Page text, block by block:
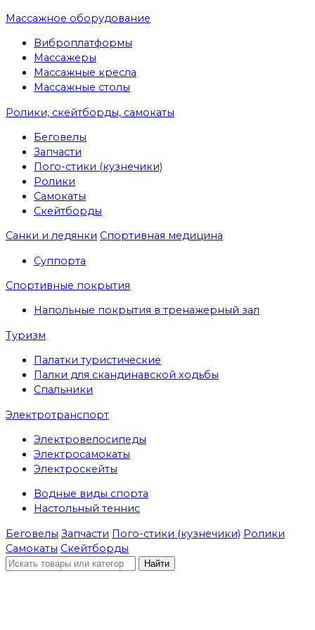
Массажное оборудование
Виброплатформы
Массажеры
Массажные кресла
Массажные столы
Ролики, скейтборды, самокаты
Беговелы
Запчасти
Пого-стики (кузнечики)
Ролики
Самокаты
Скейтборды
Санки и ледянки Спортивная медицина
Суппорта
Спортивные покрытия
Напольные покрытия в тренажерный зал
Туризм
Палатки туристические
Палки для скандинавской ходьбы
Спальники
Электротранспорт
Электровелосипеды
Электросамокаты
Электроскейты
Водные виды спорта
Настольный теннис
Беговелы Запчасти Пого-стики (кузнечики) Ролики
Самокаты Скейтборды
Найти